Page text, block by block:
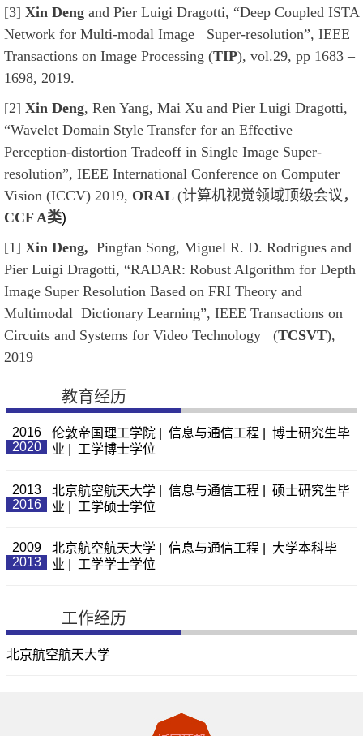
[3] Xin Deng and Pier Luigi Dragotti, “Deep Coupled ISTA
Network for Multi-modal Image Super-resolution”, IEEE
Transactions on Image Processing (TIP), vol.29, pp 1683 –
1698, 2019.
[2] Xin Deng, Ren Yang, Mai Xu and Pier Luigi Dragotti,
“Wavelet Domain Style Transfer for an Effective
Perception-distortion Tradeoff in Single Image Super-
resolution”, IEEE International Conference on Computer
Vision (ICCV) 2019, ORAL (计算机视觉领域顶级会议，
CCF A类)
[1] Xin Deng, Pingfan Song, Miguel R. D. Rodrigues and
Pier Luigi Dragotti, “RADAR: Robust Algorithm for Depth
Image Super Resolution Based on FRI Theory and
Multimodal Dictionary Learning”, IEEE Transactions on
Circuits and Systems for Video Technology (TCSVT),
2019
教育经历
2016
2020
伦敦帝国理工学院 | 信息与通信工程 | 博士研究生毕
业 | 工学博士学位
2013
2016
北京航空航天大学 | 信息与通信工程 | 硕士研究生毕
业 | 工学硕士学位
2009
2013
北京航空航天大学 | 信息与通信工程 | 大学本科毕
业 | 工学学士学位
工作经历
北京航空航天大学